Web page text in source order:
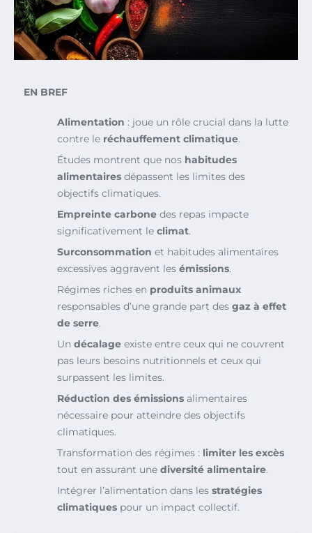
EN BREF
Alimentation : joue un rôle crucial dans la lutte
contre le réchauffement climatique.
Études montrent que nos habitudes
alimentaires dépassent les limites des
objectifs climatiques.
Empreinte carbone des repas impacte
significativement le climat.
Surconsommation et habitudes alimentaires
excessives aggravent les émissions.
Régimes riches en produits animaux
responsables d’une grande part des gaz à effet
de serre.
Un décalage existe entre ceux qui ne couvrent
pas leurs besoins nutritionnels et ceux qui
surpassent les limites.
Réduction des émissions alimentaires
nécessaire pour atteindre des objectifs
climatiques.
Transformation des régimes : limiter les excès
tout en assurant une diversité alimentaire.
Intégrer l’alimentation dans les stratégies
climatiques pour un impact collectif.